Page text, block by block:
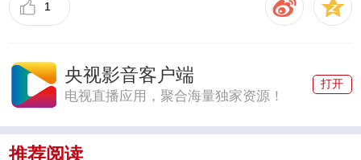
1
央视影音客户端
电视直播应用，聚合海量独家资源！
打开
推荐阅读